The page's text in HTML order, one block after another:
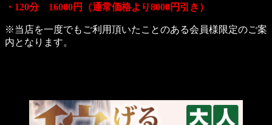
・120分 16000円（通常価格より8000円引き）
※当店を一度でもご利用頂いたことのある会員様限定のご案
内となります。